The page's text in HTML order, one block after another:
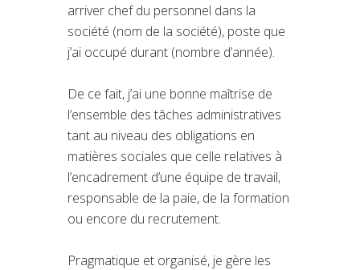
arriver chef du personnel dans la
société (nom de la société), poste que
j’ai occupé durant (nombre d’année).
De ce fait, j’ai une bonne maîtrise de
l’ensemble des tâches administratives
tant au niveau des obligations en
matières sociales que celle relatives à
l’encadrement d’une équipe de travail,
responsable de la paie, de la formation
ou encore du recrutement.
Pragmatique et organisé, je gère les